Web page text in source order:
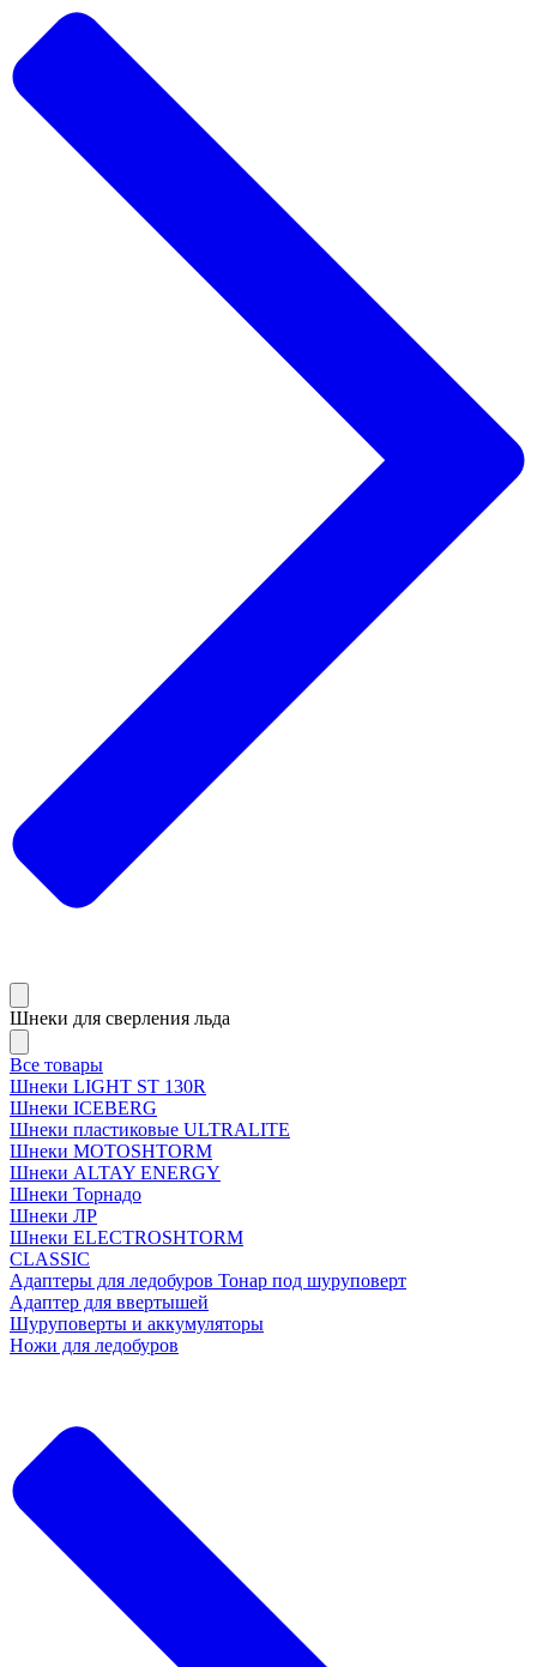
Шнеки для сверления льда
Все товары
Шнеки LIGHT ST 130R
Шнеки ICEBERG
Шнеки пластиковые ULTRALITE
Шнеки MOTOSHTORM
Шнеки ALTAY ENERGY
Шнеки Торнадо
Шнеки ЛР
Шнеки ELECTROSHTORM
CLASSIC
Адаптеры для ледобуров Тонар под шуруповерт
Адаптер для ввертышей
Шуруповерты и аккумуляторы
Ножи для ледобуров